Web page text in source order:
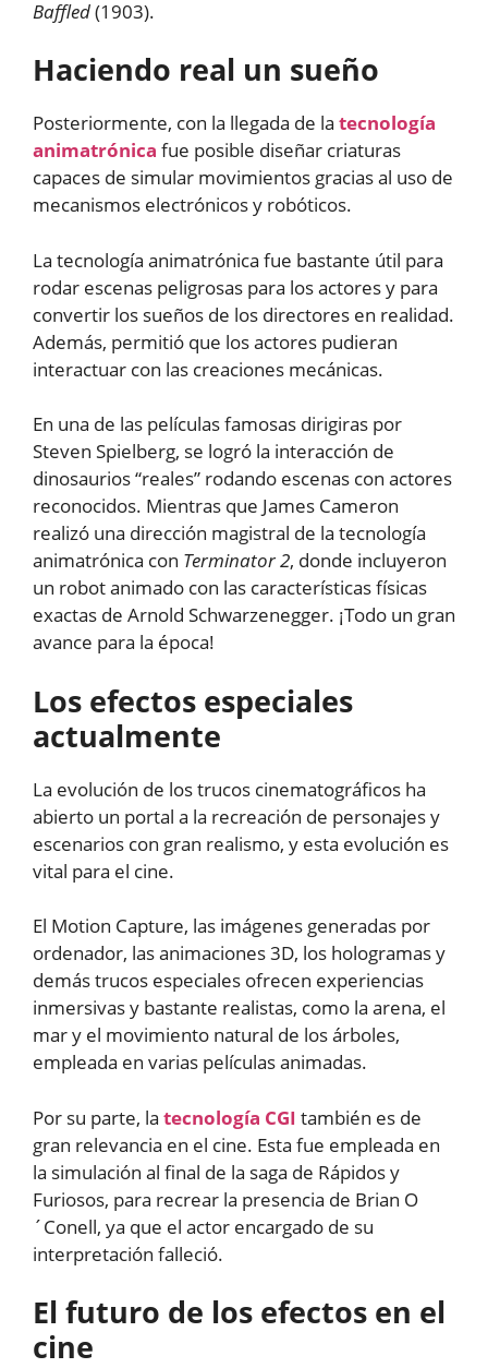
Baffled(1903).
Haciendo real un sueño
Posteriormente, con la llegada de la tecnología
animatrónica fue posible diseñar criaturas
capaces de simular movimientos gracias al uso de
mecanismos electrónicos y robóticos.
La tecnología animatrónica fue bastante útil para
rodar escenas peligrosas para los actores y para
convertir los sueños de los directores en realidad.
Además, permitió que los actores pudieran
interactuar con las creaciones mecánicas.
En una de las películas famosas dirigiras por
Steven Spielberg, se logró la interacción de
dinosaurios “reales” rodando escenas con actores
reconocidos. Mientras que James Cameron
realizó una dirección magistral de la tecnología
animatrónica con Terminator 2, donde incluyeron
un robot animado con las características físicas
exactas de Arnold Schwarzenegger. ¡Todo un gran
avance para la época!
Los efectos especiales
actualmente
La evolución de los trucos cinematográficos ha
abierto un portal a la recreación de personajes y
escenarios con gran realismo, y esta evolución es
vital para el cine.
El Motion Capture, las imágenes generadas por
ordenador, las animaciones 3D, los hologramas y
demás trucos especiales ofrecen experiencias
inmersivas y bastante realistas, como la arena, el
mar y el movimiento natural de los árboles,
empleada en varias películas animadas.
Por su parte, la tecnología CGI también es de
gran relevancia en el cine. Esta fue empleada en
la simulación al final de la saga de Rápidos y
Furiosos, para recrear la presencia de Brian O
´Conell, ya que el actor encargado de su
interpretación falleció.
El futuro de los efectos en el
cine